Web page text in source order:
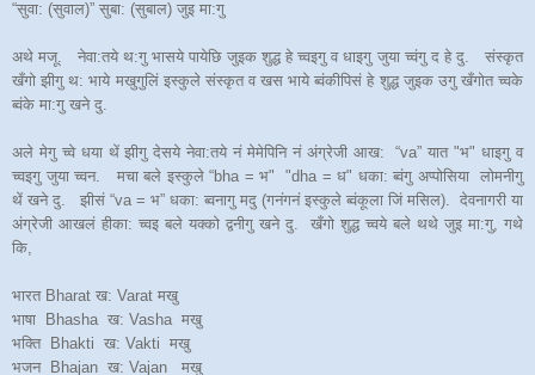
“सुवा: (सुवाल)” सुबा: (सुबाल) जुइ मा:गु
अथे मजू. नेवा:तये थ:गु भासये पायेछि जुइक शुद्ध हे च्वइगु व धाइगु जुया च्वंगु द हे दु. संस्कृत
खँगो झीगु थ: भाये मखुगुलिं इस्कुले संस्कृत व खस भाये ब्वंकीपिसं हे शुद्ध जुइक उगु खँगोत च्वके
ब्वंके मा:गु खने दु.
अले मेगु च्वे धया थें झीगु देसये नेवा:तये नं मेमेपिनि नं अंग्रेजी आख: “va” यात "भ" धाइगु व
च्वइगु जुया च्वन. मचा बले इस्कुले “bha = भ" "dha = ध" धका: ब्वंगु अप्पोसिया लोमनीगु
थें खने दु. झीसं “va = भ” धका: ब्वनागु मदु (गनंगनं इस्कुले ब्वंकूला जिं मसिल). देवनागरी या
अंग्रेजी आखलं हीका: च्वइ बले यक्को द्वनीगु खने दु. खँगो शुद्ध च्वये बले थथे जुइ मा:गु, गथे
कि,
भारत Bharat ख: Varat मखु
भाषा Bhasha ख: Vasha मखु
भक्ति Bhakti ख: Vakti मखु
भजन Bhajan ख: Vajan मखु